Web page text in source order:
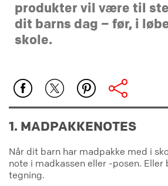
produkter vil være til
dit barns dag – før, i
skole.
1. MADPAKKENOTES
Når dit barn har madpakke med i
note i madkassen eller -posen. Eller
tegning.